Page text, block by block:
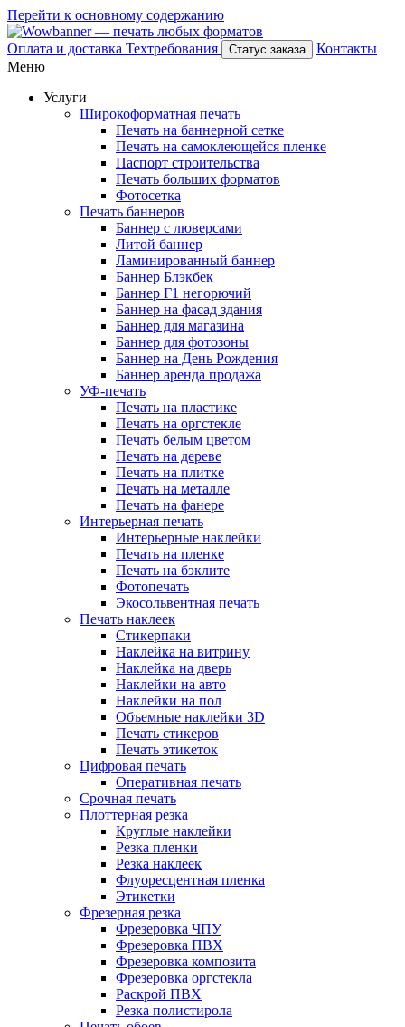
Перейти к основному содержанию
Оплата и доставка Техтребования Статус заказа
Контакты
Меню
Услуги
Широкоформатная печать
Печать на баннерной сетке
Печать на самоклеющейся пленке
Паспорт строительства
Печать больших форматов
Фотосетка
Печать баннеров
Баннер с люверсами
Литой баннер
Ламинированный баннер
Баннер Блэкбек
Баннер Г1 негорючий
Баннер на фасад здания
Баннер для магазина
Баннер для фотозоны
Баннер на День Рождения
Баннер аренда продажа
УФ-печать
Печать на пластике
Печать на оргстекле
Печать белым цветом
Печать на дереве
Печать на плитке
Печать на металле
Печать на фанере
Интерьерная печать
Интерьерные наклейки
Печать на пленке
Печать на бэклите
Фотопечать
Экосольвентная печать
Печать наклеек
Стикерпаки
Наклейка на витрину
Наклейка на дверь
Наклейки на авто
Наклейки на пол
Объемные наклейки 3D
Печать стикеров
Печать этикеток
Цифровая печать
Оперативная печать
Срочная печать
Плоттерная резка
Круглые наклейки
Резка пленки
Резка наклеек
Флуоресцентная пленка
Этикетки
Фрезерная резка
Фрезеровка ЧПУ
Фрезеровка ПВХ
Фрезеровка композита
Фрезеровка оргстекла
Раскрой ПВХ
Резка полистирола